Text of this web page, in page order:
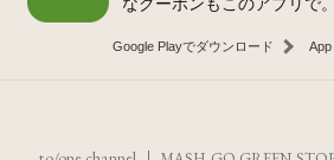
なクーポンもこのアプリで。
Google Playでダウンロード